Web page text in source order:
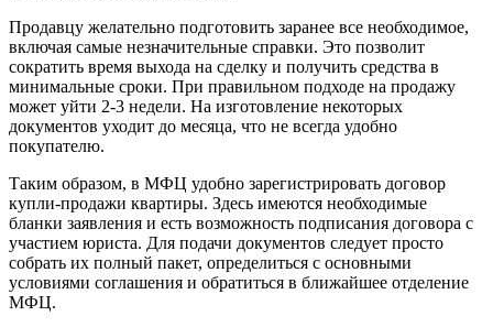
Продавцу желательно подготовить заранее все необходимое,
включая самые незначительные справки. Это позволит
сократить время выхода на сделку и получить средства в
минимальные сроки. При правильном подходе на продажу
может уйти 2-3 недели. На изготовление некоторых
документов уходит до месяца, что не всегда удобно
покупателю.
Таким образом, в МФЦ удобно зарегистрировать договор
купли-продажи квартиры. Здесь имеются необходимые
бланки заявления и есть возможность подписания договора с
участием юриста. Для подачи документов следует просто
собрать их полный пакет, определиться с основными
условиями соглашения и обратиться в ближайшее отделение
МФЦ.